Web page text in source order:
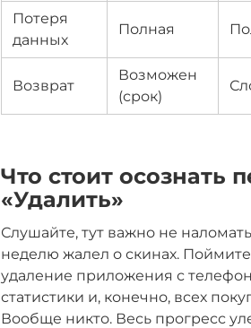
Потеря
данных
Полная
Возврат
Возможен
(срок)
Что стоит осознать
«Удалить»
Слушайте, тут важно не
неделю жалел о скинах.
удаление приложения с
статистики и, конечно, всех
Вообще никто. Весь прогресс